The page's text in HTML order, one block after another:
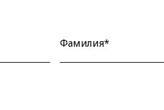
Фамилия*